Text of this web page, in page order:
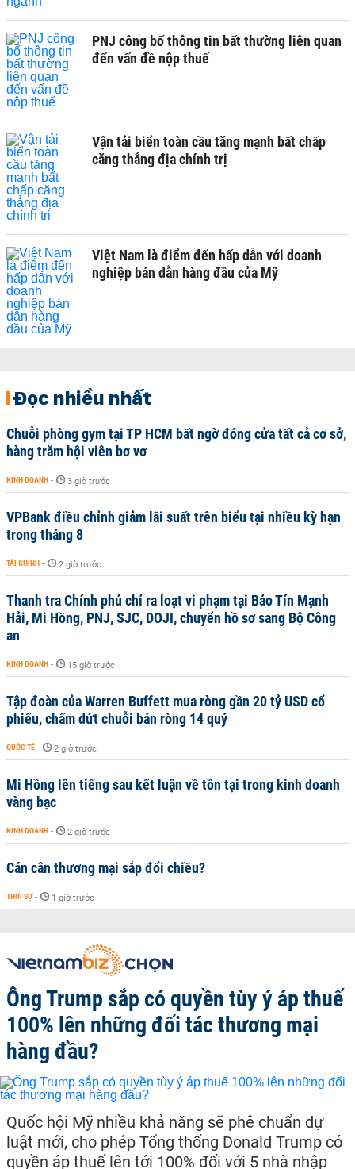
PNJ công bố thông tin bất thường liên quan
đến vấn đề nộp thuế
Vận tải biển toàn cầu tăng mạnh bất chấp
căng thẳng địa chính trị
Việt Nam là điểm đến hấp dẫn với doanh
nghiệp bán dẫn hàng đầu của Mỹ
Đọc nhiều nhất
Chuỗi phòng gym tại TP HCM bất ngờ đóng cửa tất cả cơ sở,
hàng trăm hội viên bơ vơ
KINH DOANH - 3 giờ trước
VPBank điều chỉnh giảm lãi suất trên biểu tại nhiều kỳ hạn
trong tháng 8
TÀI CHÍNH - 2 giờ trước
Thanh tra Chính phủ chỉ ra loạt vi phạm tại Bảo Tín Mạnh
Hải, Mi Hồng, PNJ, SJC, DOJI, chuyển hồ sơ sang Bộ Công
an
KINH DOANH - 15 giờ trước
Tập đoàn của Warren Buffett mua ròng gần 20 tỷ USD cổ
phiếu, chấm dứt chuỗi bán ròng 14 quý
QUỐC TẾ - 2 giờ trước
Mi Hồng lên tiếng sau kết luận về tồn tại trong kinh doanh
vàng bạc
KINH DOANH - 2 giờ trước
Cán cân thương mại sắp đổi chiều?
THỜI SỰ - 1 giờ trước
Ông Trump sắp có quyền tùy ý áp thuế
100% lên những đối tác thương mại
hàng đầu?
Quốc hội Mỹ nhiều khả năng sẽ phê chuẩn dự
luật mới, cho phép Tổng thống Donald Trump có
quyền áp thuế lên tới 100% đối với 5 nhà nhập